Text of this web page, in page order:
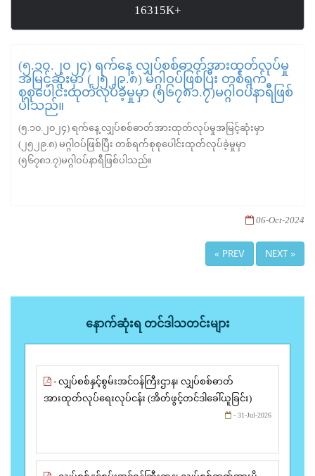
16315K+
(၅.၁၀.၂၀၂၄) ရက်နေ့ လျှပ်စစ်ဓာတ်အားထုတ်လုပ်မှု
အမြင့်ဆုံးမှာ (၂၅၂၉.၈) မဂ္ဂါဝပ်ဖြစ်ပြီး တစ်ရက်
စုစုပေါင်းထုတ်လုပ်ခဲ့မှုမှာ (၅၆၇၈၁.၇)မဂ္ဂါဝပ်နာရီဖြစ်
ပါသည်။
(၅.၁၀.၂၀၂၄) ရက်နေ့ လျှပ်စစ်ဓာတ်အားထုတ်လုပ်မှုအမြင့်ဆုံးမှာ
(၂၅၂၉.၈) မဂ္ဂါဝပ်ဖြစ်ပြီး တစ်ရက်စုစုပေါင်းထုတ်လုပ်ခဲ့မှုမှာ
(၅၆၇၈၁.၇)မဂ္ဂါဝပ်နာရီဖြစ်ပါသည်။
06-Oct-2024
« PREV NEXT »
နောက်ဆုံးရ တင်ဒါသတင်းများ
- လျှပ်စစ်နှင့်စွမ်းအင်ဝန်ကြီးဌာန၊ လျှပ်စစ်ဓာတ်
အားထုတ်လုပ်ရေးလုပ်ငန်း (အိတ်ဖွင့်တင်ဒါခေါ်ယူခြင်း)
- 31-Jul-2026